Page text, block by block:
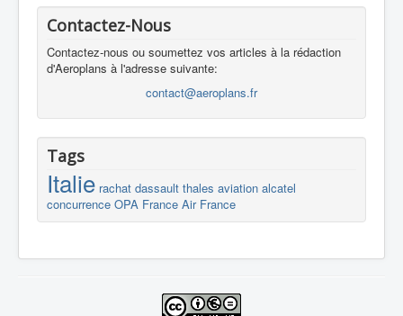
Contactez-Nous
Contactez-nous ou soumettez vos articles à la rédaction
d'Aeroplans à l'adresse suivante:
contact@aeroplans.fr
Tags
Italie rachat dassault thales aviation alcatel
concurrence OPA France Air France